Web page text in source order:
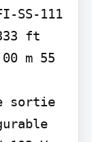
SS-111
ft
m 55
sortie